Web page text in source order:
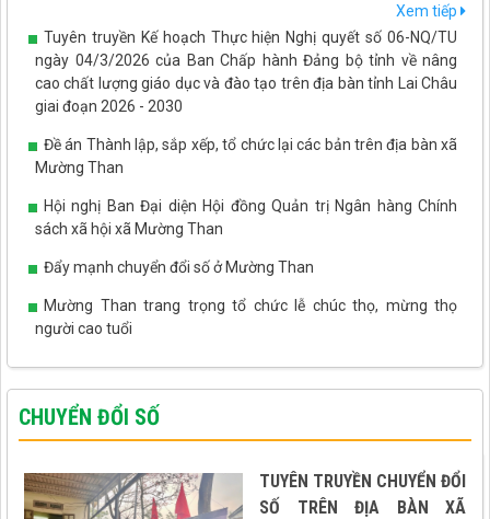
mọi hoạt động quản lý, điều hành và giải quyết thủ tục hành
chính. Những kết quả đạt được không chỉ nâng cao hiệu quả hoạt
động của cơ quan nhà nước mà còn tạo thuận lợi cho người dân,
doanh nghiệp, góp phần thúc đẩy phát triển kinh tế - xã hội trên
địa bàn.
Xem tiếp
Tuyên truyền Kế hoạch Thực hiện Nghị quyết số 06-NQ/TU
ngày 04/3/2026 của Ban Chấp hành Đảng bộ tỉnh về nâng
cao chất lượng giáo dục và đào tạo trên địa bàn tỉnh Lai Châu
giai đoạn 2026 - 2030
Đề án Thành lập, sắp xếp, tổ chức lại các bản trên địa bàn xã
Mường Than
Hội nghị Ban Đại diện Hội đồng Quản trị Ngân hàng Chính
sách xã hội xã Mường Than
Đẩy mạnh chuyển đổi số ở Mường Than
Mường Than trang trọng tổ chức lễ chúc thọ, mừng thọ
người cao tuổi
Tết Tây Bắc - ấm áp tình yêu thương
CHUYỂN ĐỔI SỐ
TUYÊN TRUYỀN CHUYỂN ĐỔI
SỐ TRÊN ĐỊA BÀN XÃ